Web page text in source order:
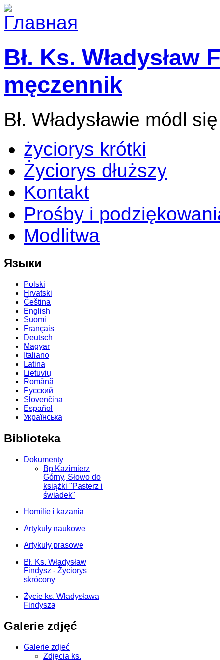
Bł. Ks. Władysław
męczennik
Bł. Władysławie módl
życiorys krótki
Życiorys dłuższy
Kontakt
Prośby i
Modlitwa
Языки
Polski
Hrvatski
Čeština
English
Suomi
Français
Deutsch
Magyar
Italiano
Latina
Lietuvių
Română
Русский
Slovenčina
Español
Українська
Biblioteka
Dokumenty
Bp Kazimierz
Górny, Słowo do
książki "Pasterz i
świadek"
Homilie i kazania
Artykuły naukowe
Artykuły prasowe
Bł. Ks. Władysław
Findysz - Życiorys
skrócony
Życie ks. Władysława
Findysza
Galerie zdjęć
Galerie zdjeć
Zdjęcia ks.